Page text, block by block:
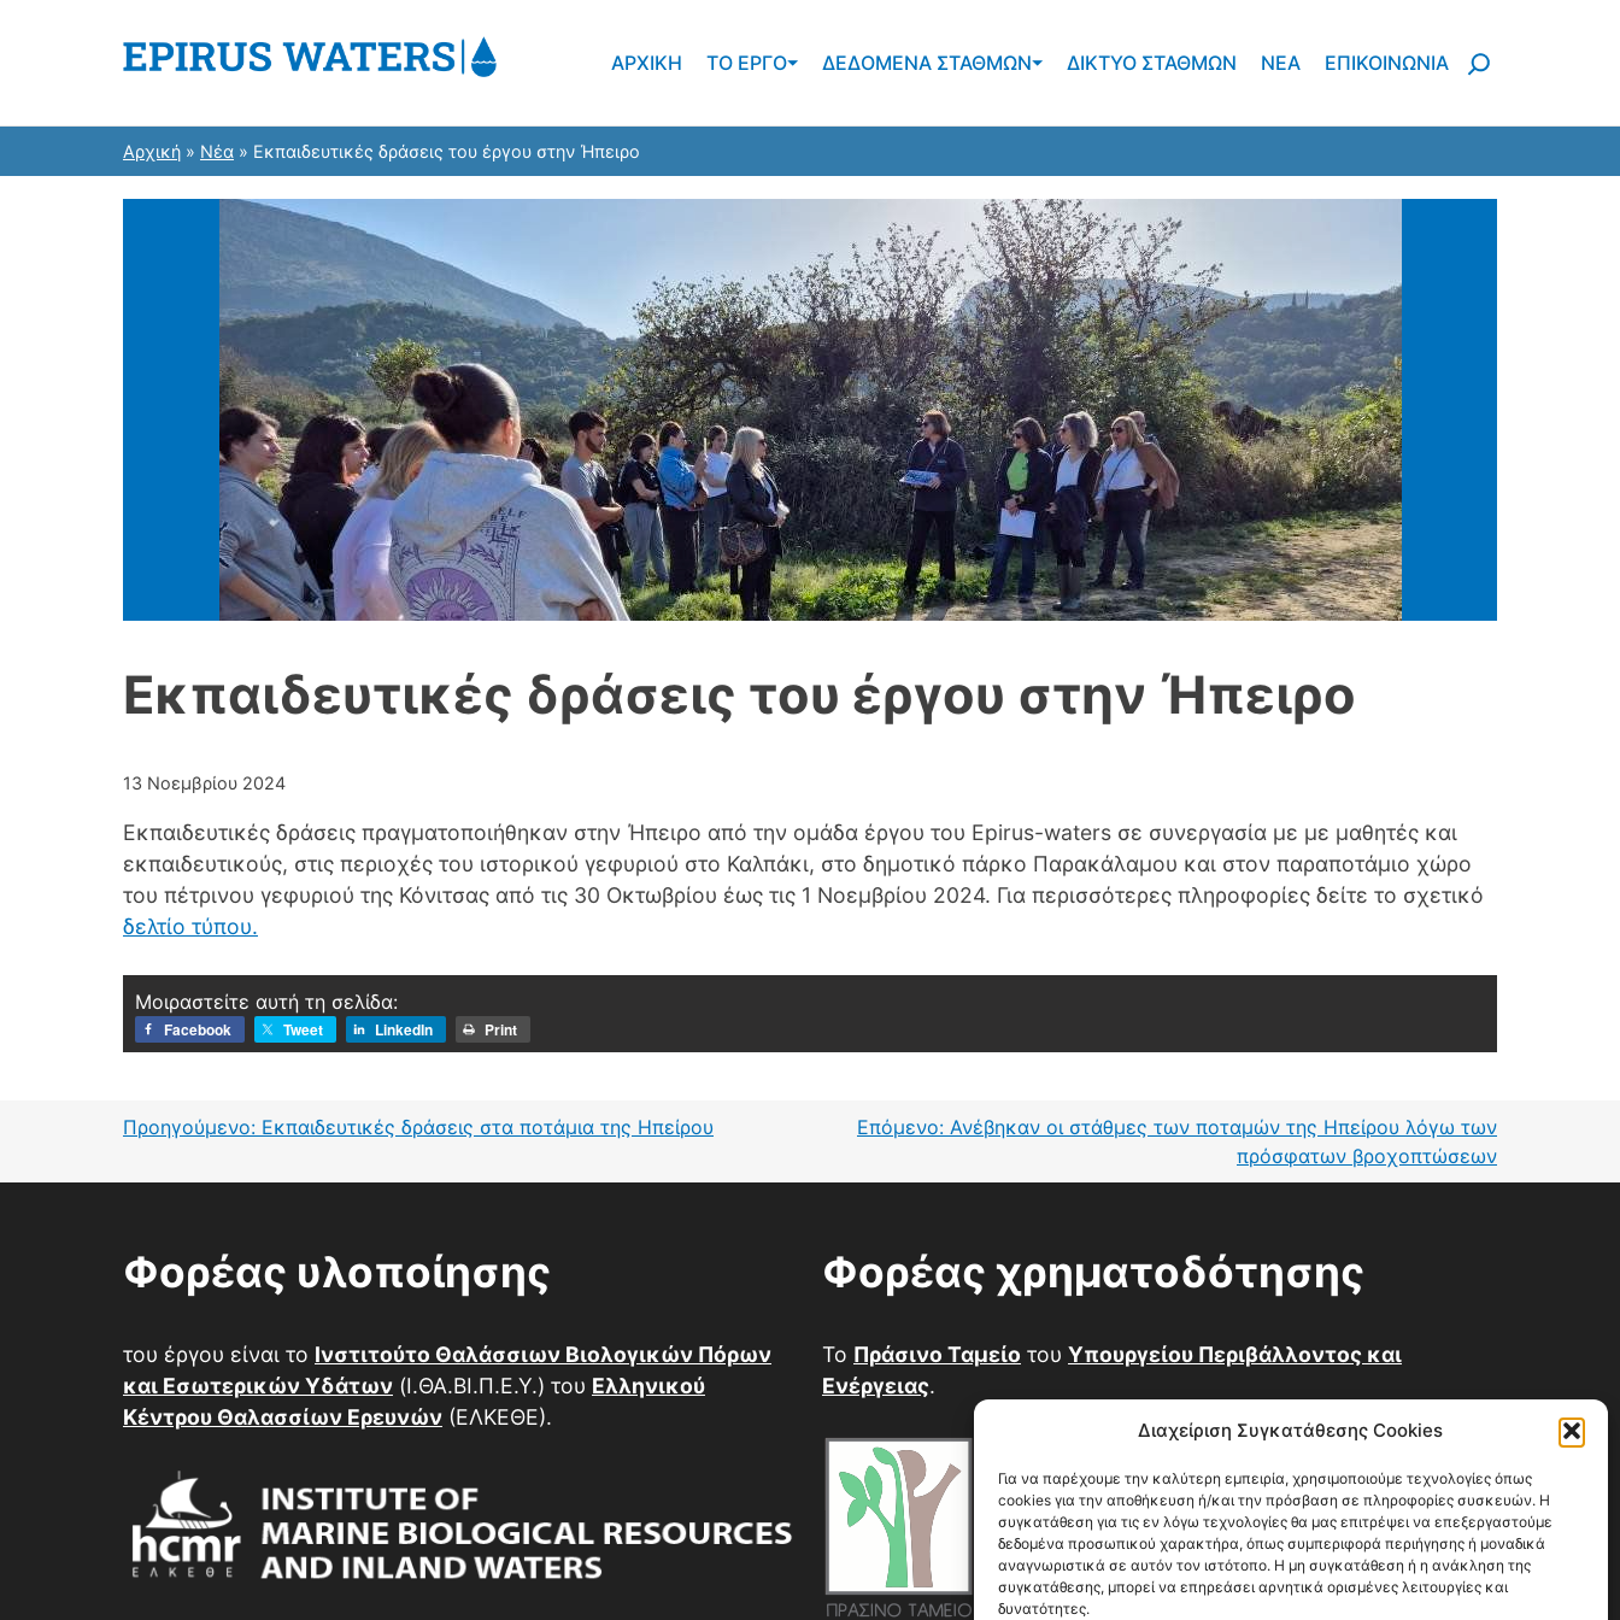
Διαχείριση Συγκατάθεσης Cookies
Για να παρέχουμε την καλύτερη εμπειρία, χρησιμοποιούμε τεχνολογίες όπως
cookies για την αποθήκευση ή/και την πρόσβαση σε πληροφορίες συσκευών. Η
συγκατάθεση για τις εν λόγω τεχνολογίες θα μας επιτρέψει να επεξεργαστούμε
δεδομένα προσωπικού χαρακτήρα, όπως συμπεριφορά περιήγησης ή μοναδικά
αναγνωριστικά σε αυτόν τον ιστότοπο. Η μη συγκατάθεση ή η ανάκληση της
συγκατάθεσης, μπορεί να επηρεάσει αρνητικά ορισμένες λειτουργίες και
δυνατότητες.
epirus-waters.hcmr.gr
Παρακολούθηση υδάτων με σύγχρονες τεχνολογίες για την διαχείριση κινδύνου από φυσικές και ανθρωπογενείς καταστροφές
ΑΡΧΙΚΗ ΤΟ ΕΡΓΟ ΔΕΔΟΜΕΝΑ ΣΤΑΘΜΩΝ ΔΙΚΤΥΟ ΣΤΑΘΜΩΝ ΝΈΑ ΕΠΙΚΟΙΝΩΝΙΑ
Αρχική » Νέα » Εκπαιδευτικές δράσεις του έργου στην Ήπειρο
Εκπαιδευτικές δράσεις του έργου στην Ήπειρο
13 Νοεμβρίου 2024
Εκπαιδευτικές δράσεις πραγματοποιήθηκαν στην Ήπειρο από την ομάδα έργου του Epirus-waters σε συνεργασία με με μαθητές και
εκπαιδευτικούς, στις περιοχές του ιστορικού γεφυριού στο Καλπάκι, στο δημοτικό πάρκο Παρακάλαμου και στον παραποτάμιο χώρο
του πέτρινου γεφυριού της Κόνιτσας από τις 30 Οκτωβρίου έως τις 1 Νοεμβρίου 2024. Για περισσότερες πληροφορίες δείτε το σχετικό
δελτίο τύπου.
Μοιραστείτε αυτή τη σελίδα:
Facebook Tweet LinkedIn Print
Πλοήγηση
Προηγούμενο: Εκπαιδευτικές δράσεις στα ποτάμια της Ηπείρου Επόμενο: Ανέβηκαν οι στάθμες των ποταμών της Ηπείρου λόγω των
πρόσφατων βροχοπτώσεων
Φορέας υλοποίησης
του έργου είναι το Ινστιτούτο Θαλάσσιων Βιολογικών Πόρων
και Εσωτερικών Υδάτων (Ι.ΘΑ.ΒΙ.Π.Ε.Υ.) του Ελληνικού
Κέντρου Θαλασσίων Ερευνών (ΕΛΚΕΘΕ).
Φορέας χρηματοδότησης
Το Πράσινο Ταμείο του Υπουργείου Περιβάλλοντος και
Ενέργειας.